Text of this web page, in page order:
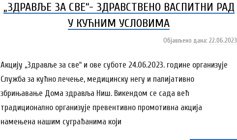
„ЗДРАВЉЕ ЗА СВЕ“- ЗДРАВСТВЕНО ВАСПИТНИ РАД
У КУЋНИМ УСЛОВИМА
Објављено дана:22.06.2023
Акцију „Здравље за све“ и ове суботе 24.06.2023. године организује
Служба за кућно лечење, медицинску негу и палијативно
збрињавање Дома здравља Ниш. Викендом се сада већ
традиционално организује превентивно промотивна акција
намењена нашим суграђанима који